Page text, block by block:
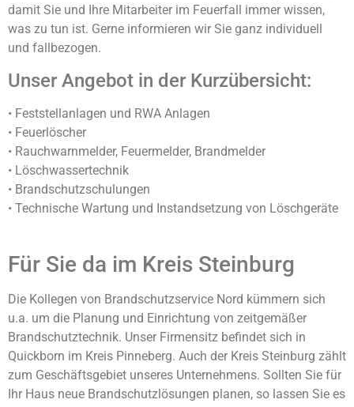
damit Sie und Ihre Mitarbeiter im Feuerfall immer wissen,
was zu tun ist. Gerne informieren wir Sie ganz individuell
und fallbezogen.
Unser Angebot in der Kurzübersicht:
• Feststellanlagen und RWA Anlagen
• Feuerlöscher
• Rauchwarnmelder, Feuermelder, Brandmelder
• Löschwassertechnik
• Brandschutzschulungen
• Technische Wartung und Instandsetzung von Löschgeräte
Für Sie da im Kreis Steinburg
Die Kollegen von Brandschutzservice Nord kümmern sich
u.a. um die Planung und Einrichtung von zeitgemäßer
Brandschutztechnik. Unser Firmensitz befindet sich in
Quickborn im Kreis Pinneberg. Auch der Kreis Steinburg zählt
zum Geschäftsgebiet unseres Unternehmens. Sollten Sie für
Ihr Haus neue Brandschutzlösungen planen, so lassen Sie es